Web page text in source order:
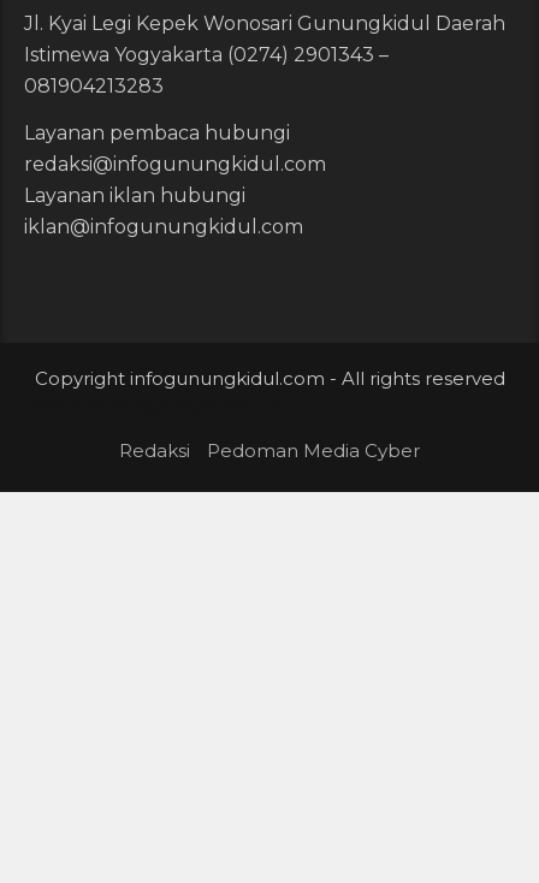
Jl. Kyai Legi Kepek Wonosari Gunungkidul Daerah
Istimewa Yogyakarta (0274) 2901343 –
081904213283
Layanan pembaca hubungi
redaksi@infogunungkidul.com
Layanan iklan hubungi
iklan@infogunungkidul.com
Copyright infogunungkidul.com - All rights reserved
Redaksi Pedoman Media Cyber